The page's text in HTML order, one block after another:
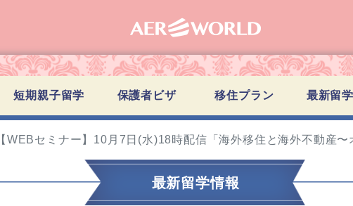
短期親子留学 保護者ビザ 移住プラン 最新留
【WEBセミナー】10月7日(水)18時配信「海外移住と海外不動産〜
最新留学情報